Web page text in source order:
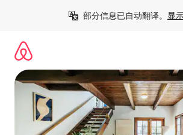
部分信息已自动翻译。 显